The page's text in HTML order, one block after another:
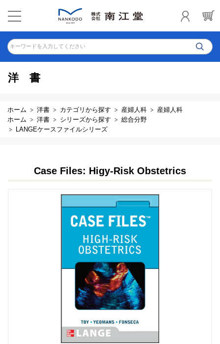
キーワードを入力してください
洋書
ホーム 洋書 カテゴリから探す 産婦人科
産婦人科
ホーム
洋書 シリーズから探す
総合分野
LANGEケースファイルシリーズ
Case Files: Higy-Risk Obstetrics